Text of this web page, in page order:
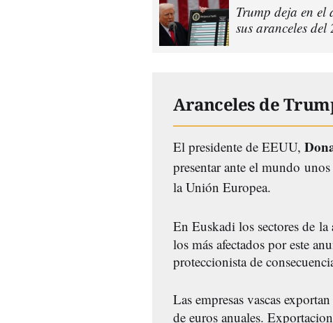
Trump deja en el
sus aranceles
Aranceles de
El presidente de EEUU,
presentar ante el mundo
la Unión Europea.
En Euskadi los sectores de la
los más afectados por este
proteccionista de
Las empresas vascas
de euros anuales.